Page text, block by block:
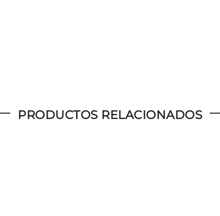
PRODUCTOS RELACIONADOS